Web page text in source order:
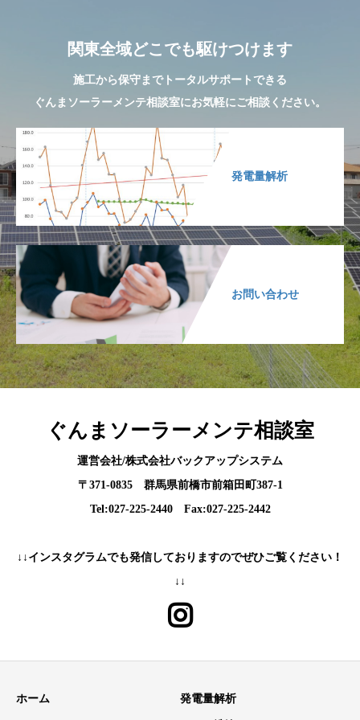
関東全域どこでも駆けつけます
施工から保守までトータルサポートできる
ぐんまソーラーメンテ相談室にお気軽にご相談ください。
発電量解析
お問い合わせ
ぐんまソーラーメンテ相談室
運営会社/株式会社バックアップシステム
〒371-0835 群馬県前橋市前箱田町387-1
Tel:027-225-2440 Fax:027-225-2442
↓↓インスタグラムでも発信しておりますのでぜひご覧ください！
↓↓
ホーム 発電量解析